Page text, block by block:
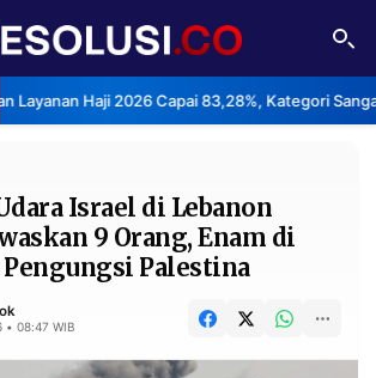
2026 Capai 83,28%, Kategori Sangat
TENTANG
IKLAN
AKSARA
PERSONA
NASIONAL
Israel di Lebanon
9 Orang, Enam di
Palestina
• 08:47 WIB